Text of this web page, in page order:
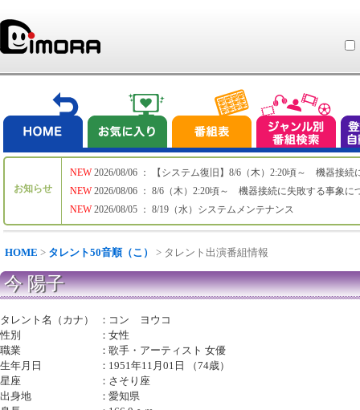
お知らせ
NEW
NEW
NEW
2026/08/06 ： 【システム復旧】8/6（木）2:20頃～ 機器接続
2026/08/06 ： 8/6（木）2:20頃～ 機器接続に失敗する事象に
2026/08/05 ： 8/19（水）システムメンテナンス
HOME > タレント50音順（こ） > タレント出演番組情報
今 陽子
タレント名（カナ） ： コン ヨウコ
性別
：女性
職業
：歌手・アーティスト 女優
生年月日
： 1951年11月01日 （74歳）
星座
： さそり座
出身地
：愛知県